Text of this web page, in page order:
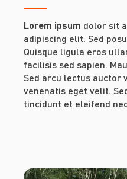
Lorem ipsum dolor sit
adipiscing elit. Sed
Quisque ligula eros
facilisis sed sapien.
Sed arcu lectus auctor
venenatis eget velit.
tincidunt et eleifend